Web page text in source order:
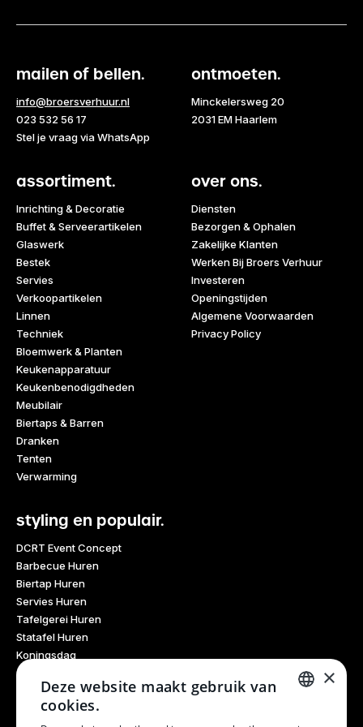
mailen of bellen.
info@broersverhuur.nl
023 532 56 17
Stel je vraag via WhatsApp
ontmoeten.
Minckelersweg 20
2031 EM Haarlem
assortiment.
Inrichting & Decoratie
Buffet & Serveerartikelen
Glaswerk
Bestek
Servies
Verkoopartikelen
Linnen
Techniek
Bloemwerk & Planten
Keukenapparatuur
Keukenbenodigdheden
Meubilair
Biertaps & Barren
Dranken
Tenten
Verwarming
over ons.
Diensten
Bezorgen & Ophalen
Zakelijke Klanten
Werken Bij Broers Verhuur
Investeren
Openingstijden
Algemene Voorwaarden
Privacy Policy
styling en populair.
DCRT Event Concept
Barbecue Huren
Biertap Huren
Servies Huren
Tafelgerei Huren
Statafel Huren
Koningsdag
Glaswerk Huren
Feestdagen
Haarlem Culinair
×
Deze website maakt gebruik van
cookies.